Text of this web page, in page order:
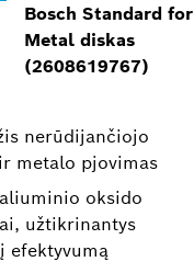
Bosch Standard for
Metal diskas
(2608619767)
nerūdijančiojo
metalo pjovimas
oksido
užtikrinantys
efektyvumą